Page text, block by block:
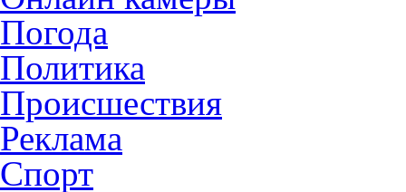
Погода
Политика
Происшествия
Реклама
Спорт